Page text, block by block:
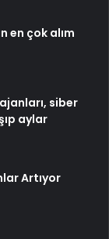
en çok alım
siber
aylar
Artıyor